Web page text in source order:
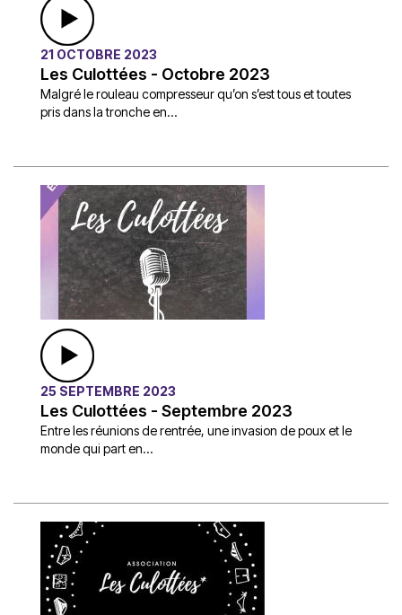
21 OCTOBRE 2023
Les Culottées - Octobre 2023
Malgré le rouleau compresseur qu’on s’est tous et toutes
pris dans la tronche en...
25 SEPTEMBRE 2023
Les Culottées - Septembre 2023
Entre les réunions de rentrée, une invasion de poux et le
monde qui part en...